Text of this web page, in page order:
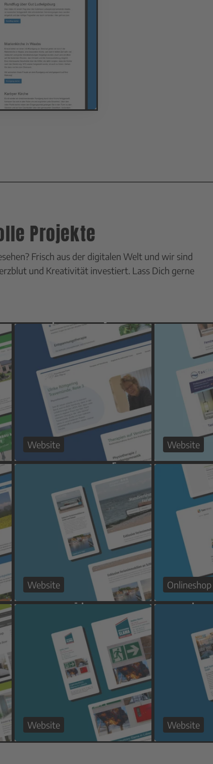
Projekte
Frisch aus der digitalen Welt und wir sind
und Kreativität investiert. Lass Dich gerne
Website Website
Website Onlineshop
Website Website